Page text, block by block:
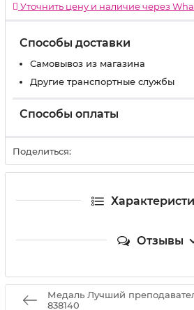
Уточнить цену и наличие через
Способы доставки
Самовывоз из магазина
Другие транспортные службы
Способы оплаты
Поделиться:
Отзывы
Медаль Лучший
838140